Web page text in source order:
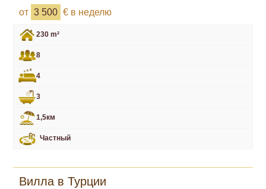
от 3 500 € в неделю
230 m²
8
4
3
1,5км
Частный
Вилла в Турции